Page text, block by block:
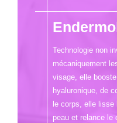
Technologie non
mécaniquement
visage, elle
hyaluronique, de
le corps, elle
peau et relance le